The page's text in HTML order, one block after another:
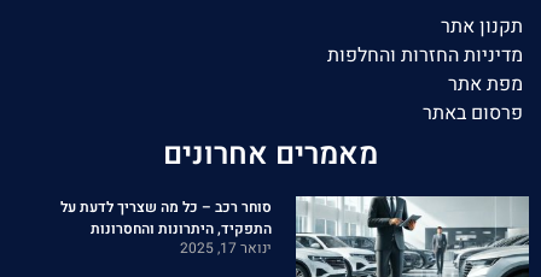
תקנון אתר
מדיניות החזרות והחלפות
מפת אתר
פרסום באתר
מאמרים אחרונים
סוחר רכב – כל מה שצריך לדעת על
התפקיד, היתרונות והחסרונות
ינואר 17, 2025